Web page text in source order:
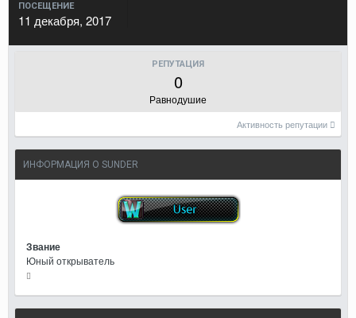
ПОСЕЩЕНИЕ
11 декабря, 2017
РЕПУТАЦИЯ
0
Равнодушие
Активность репутации
ИНФОРМАЦИЯ О SUNDER
Звание
Юный открыватель